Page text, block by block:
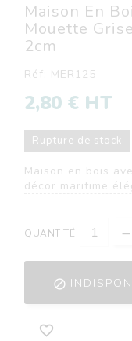
Maison En
Mouette
2cm
Réf: MER125
2,80 € HT
Rupture de stock
Maison en bois
décor maritime
QUANTITÉ

